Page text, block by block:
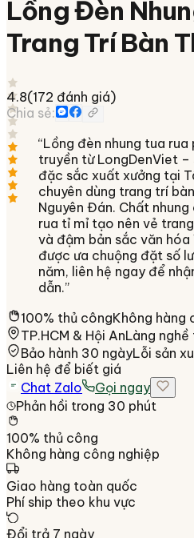
Lồng Đèn
Trang Trí Bàn
4.8(172 đánh giá)
Chia sẻ:
“Lồng đèn nhung tua
truyền từ LongDenViet
đặc sắc xuất xưởng tại
chuyên dùng trang trí
Nguyên Đán. Chất
rua tỉ mỉ tạo nên vẻ
và đậm bản sắc văn hóa
được ưa chuộng đặt số
năm, liên hệ ngay để
dẫn.”
100% thủ côngKhông hàng
TP.HCM & Hội AnLàng
Bảo hành 30 ngàyLỗi sản
Liên hệ để biết giá
Chat Zalo
Gọi ngay
Phản hồi trong 30 phút
100% thủ công
Không hàng công nghiệp
Giao hàng toàn quốc
Phí ship theo khu vực
Đổi trả 7 ngày